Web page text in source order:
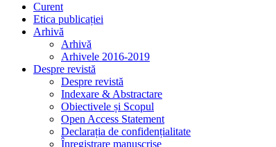
Curent
Etica publicației
Arhivă
Arhivă
Arhivele 2016-2019
Despre revistă
Despre revistă
Indexare & Abstractare
Obiectivele și Scopul
Open Access Statement
Declarația de confidențialitate
Înregistrare manuscrise